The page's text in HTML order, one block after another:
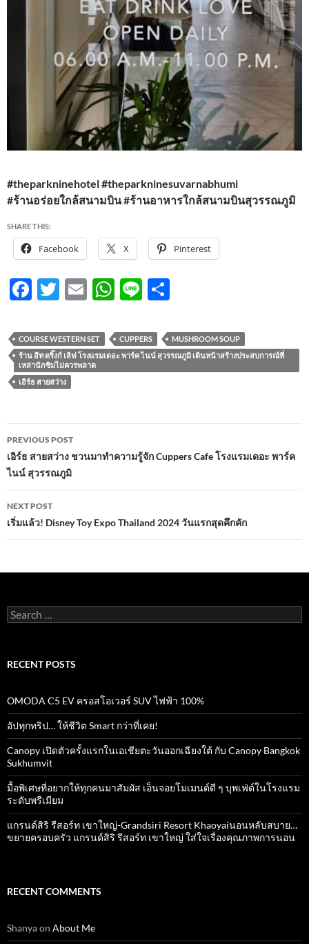
#theparkninehotel #theparkninesuvarnabhumi
#ร้านอร่อยใกล้สนามบิน #ร้านอาหารใกล้สนามบินสุวรรณภูมิ
SHARE THIS:
Facebook X Pinterest
F
e
b
o
k
T
itt
er
E
ail
W
at
s
A
p
Li
e ar
e
COURSE WESTERN SET CUPPERS
MUSHROOM SOUP
ร้าน อีท ดริ๊งก์ เลิฟ โรงแรมเดอะ พาร์ค ไนน์ สุวรรณภูมิ เดินหน้าสร้างประสบการณ์ที่
เหล่านักชิมไม่ควรพลาด
เอิร์ธ สายสว่าง
Post
navigation
PREVIOUS POST
เอิร์ธ สายสว่าง ชวนมาทำความรู้จัก Cuppers Cafe โรงแรมเดอะ พาร์ค
ไนน์ สุวรรณภูมิ
NEXT POST
เริ่มแล้ว! Disney Toy Expo Thailand 2024 วันแรกสุดคึกคัก
Search
for:
RECENT POSTS
OMODA C5 EV ครอสโอเวอร์ SUV ไฟฟ้า 100%
อัปทุกทริป… ให้ชีวิต Smart กว่าที่เคย!
Canopy เปิดตัวครั้งแรกในเอเชียตะวันออกเฉียงใต้ กับ Canopy Bangkok
Sukhumvit
มื้อพิเศษที่อยากให้ทุกคนมาสัมผัส เอ็นจอยโมเมนต์ดี ๆ บุพเฟ่ต์ในโรงแรม
ระดับพรีเมียม
แกรนด์สิริ​ รีสอร์ท​ เขาใหญ่​-Grandsiri​ Resort​ Khaoyaiนอนหลับสบาย…
ขยายครอบครัว แกรนด์สิริ รีสอร์ท เขาใหญ่ ใส่ใจเรื่องคุณภาพการนอน
RECENT COMMENTS
Shanyaon About Me